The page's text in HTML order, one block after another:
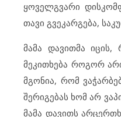
ყოველგვარი
თავი გვეკარგება,
მამა დავითმა
მეკითხება როგორ
მგონია, რომ
შერიგებას ხომ არ
მამა დავითს